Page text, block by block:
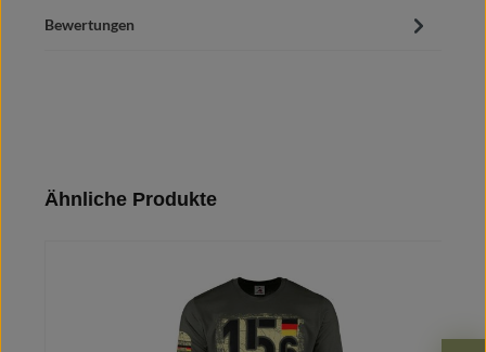
Bewertungen
Produktgalerie überspringen
Ähnliche Produkte